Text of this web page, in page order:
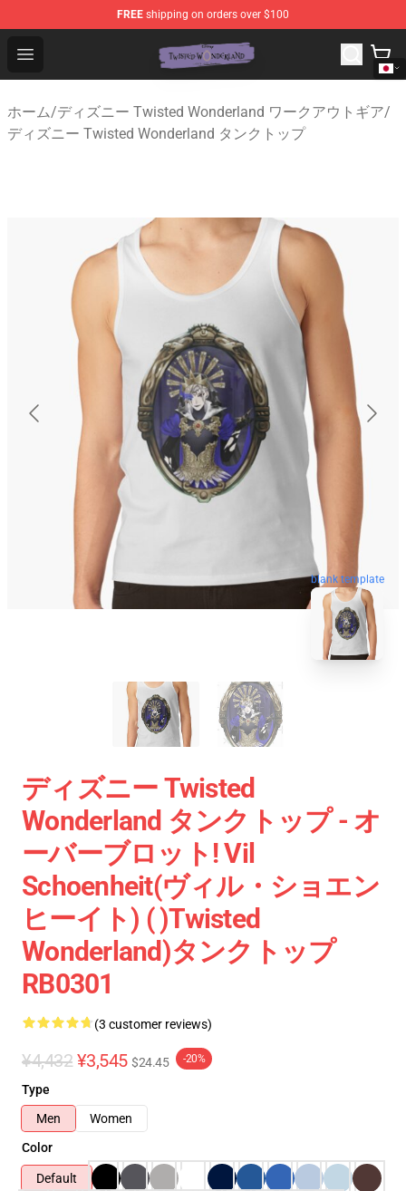
FREE shipping on orders over $100
Open menu
Twisted Wonderland Store - Official Twisted
ホーム/ディズニー Twisted Wonderland ワークアウトギア/
ディズニー Twisted Wonderland タンクトップ
blank template
ディズニー Twisted
Wonderland タンクトップ - オ
ーバーブロット! Vil
Schoenheit(ヴィル・ショエン
ヒーイト) ( )Twisted
Wonderland)タンクトップ
RB0301
(3 customer reviews)
¥4,432 ¥3,545 $24.45 -20%
Type
Men
Women
Color
Default